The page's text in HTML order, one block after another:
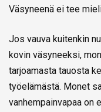
Väsyneenä ei tee
Jos vauva kuitenkin
kovin väsyneeksi,
tarjoamasta tauosta
työelämästä. Monet
vanhempainvapaa on